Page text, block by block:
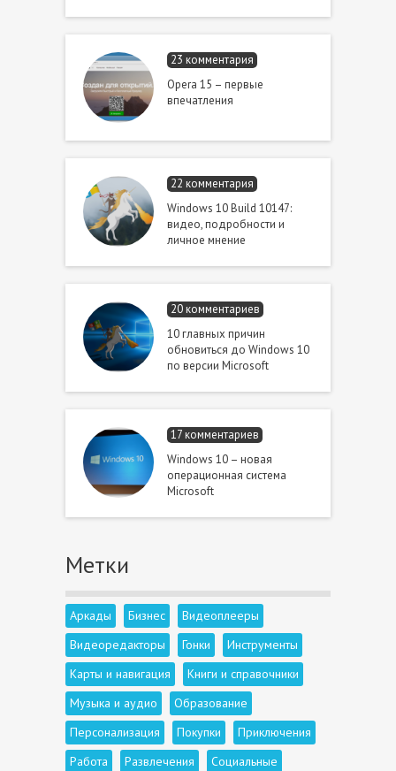
23 комментария
Opera 15 – первые
впечатления
22 комментария
Windows 10 Build 10147:
видео, подробности и
личное мнение
20 комментариев
10 главных причин
обновиться до Windows 10
по версии Microsoft
17 комментариев
Windows 10 – новая
операционная система
Microsoft
Метки
Аркады Бизнес
Видеоплееры
Видеоредакторы
Гонки
Инструменты
Карты и навигация
Книги и справочники
Музыка и аудио
Образование
Персонализация
Покупки
Приключения
Работа
Развлечения
Социальные